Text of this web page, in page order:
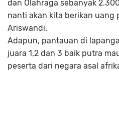
dan Olahraga sebanyak
nanti akan kita berikan uang
Ariswandi.
Adapun, pantauan di
juara 1,2 dan 3 baik putra
peserta dari negara asal